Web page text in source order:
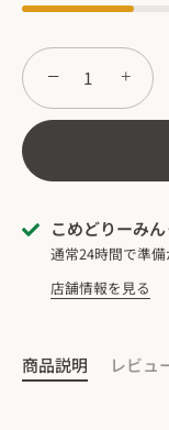
− +
こめどりーみん
通常24時間で準
店舗情報を見る
商品説明 レビュ